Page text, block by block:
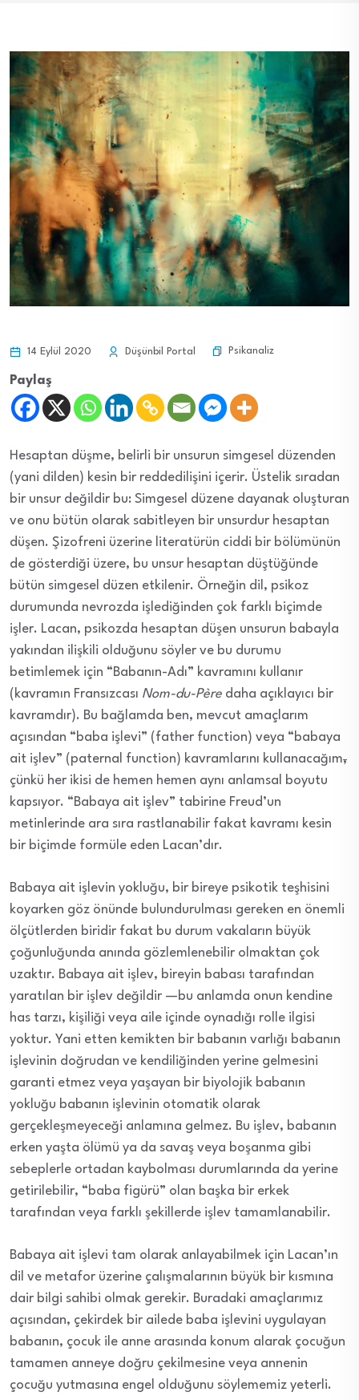
14 Eylül 2020 Düşünbil Portal Psikanaliz
Paylaş
Hesaptan düşme, belirli bir unsurun simgesel düzenden
(yani dilden) kesin bir reddedilişini içerir. Üstelik sıradan
bir unsur değildir bu: Simgesel düzene dayanak oluşturan
ve onu bütün olarak sabitleyen bir unsurdur hesaptan
düşen. Şizofreni üzerine literatürün ciddi bir bölümünün
de gösterdiği üzere, bu unsur hesaptan düştüğünde
bütün simgesel düzen etkilenir. Örneğin dil, psikoz
durumunda nevrozda işlediğinden çok farklı biçimde
işler. Lacan, psikozda hesaptan düşen unsurun babayla
yakından ilişkili olduğunu söyler ve bu durumu
betimlemek için “Babanın-Adı” kavramını kullanır
(kavramın Fransızcası Nom-du-Père daha açıklayıcı bir
kavramdır). Bu bağlamda ben, mevcut amaçlarım
açısından “baba işlevi” (father function) veya “babaya
ait işlev” (paternal function) kavramlarını kullanacağım,
çünkü her ikisi de hemen hemen aynı anlamsal boyutu
kapsıyor. “Babaya ait işlev” tabirine Freud’un
metinlerinde ara sıra rastlanabilir fakat kavramı kesin
bir biçimde formüle eden Lacan’dır.
Babaya ait işlevin yokluğu, bir bireye psikotik teşhisini
koyarken göz önünde bulundurulması gereken en önemli
ölçütlerden biridir fakat bu durum vakaların büyük
çoğunluğunda anında gözlemlenebilir olmaktan çok
uzaktır. Babaya ait işlev, bireyin babası tarafından
yaratılan bir işlev değildir —bu anlamda onun kendine
has tarzı, kişiliği veya aile içinde oynadığı rolle ilgisi
yoktur. Yani etten kemikten bir babanın varlığı babanın
işlevinin doğrudan ve kendiliğinden yerine gelmesini
garanti etmez veya yaşayan bir biyolojik babanın
yokluğu babanın işlevinin otomatik olarak
gerçekleşmeyeceği anlamına gelmez. Bu işlev, babanın
erken yaşta ölümü ya da savaş veya boşanma gibi
sebeplerle ortadan kaybolması durumlarında da yerine
getirilebilir, “baba figürü” olan başka bir erkek
tarafından veya farklı şekillerde işlev tamamlanabilir.
Babaya ait işlevi tam olarak anlayabilmek için Lacan’ın
dil ve metafor üzerine çalışmalarının büyük bir kısmına
dair bilgi sahibi olmak gerekir. Buradaki amaçlarımız
açısından, çekirdek bir ailede baba işlevini uygulayan
babanın, çocuk ile anne arasında konum alarak çocuğun
tamamen anneye doğru çekilmesine veya annenin
çocuğu yutmasına engel olduğunu söylememiz yeterli.